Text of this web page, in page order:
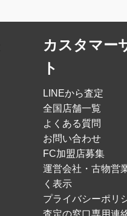
カスタマー
ト
LINEから査定
全国店舗一覧
よくある質問
お問い合わせ
FC加盟店募集
運営会社・古物営
く表示
プライバシーポリ